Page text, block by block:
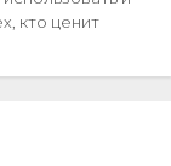
кто ценит